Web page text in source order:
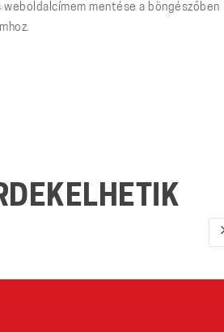
weboldalcímem mentése a böngészőben